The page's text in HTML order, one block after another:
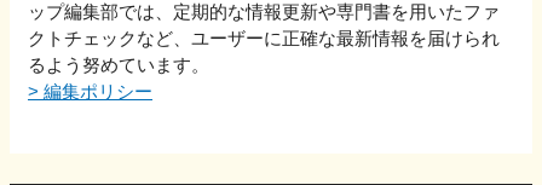
ップ編集部では、定期的な情報更新や専門書を用いたファ
クトチェックなど、ユーザーに正確な最新情報を届けられ
るよう努めています。
> 編集ポリシー